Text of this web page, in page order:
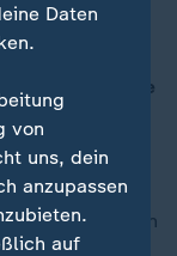
Schwerpunkte
nach oben
Daten
von
uns, dein
anzupassen
auf